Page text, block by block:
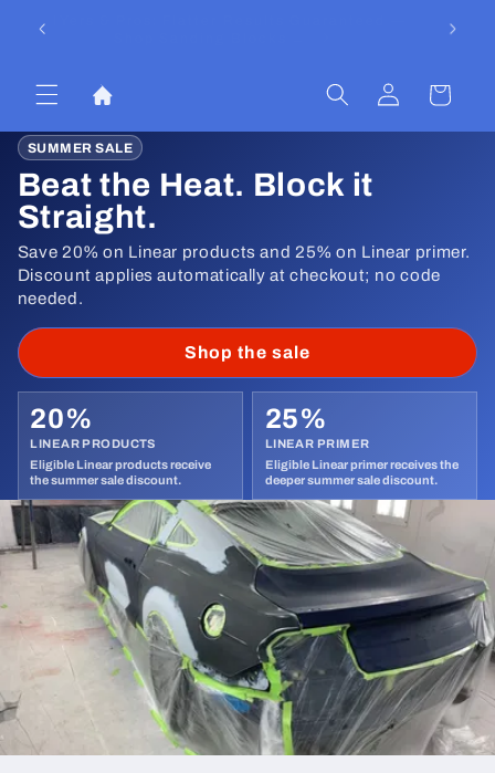
zum
⭐
EinloggenWarenkorb
SUMMER SALE
Beat the Heat. Block it
Straight.
Save 20% on Linear products and 25% on Linear primer.
Discount applies automatically at checkout; no code
needed.
Shop the sale
20%
LINEAR PRODUCTS
25%
LINEAR PRIMER